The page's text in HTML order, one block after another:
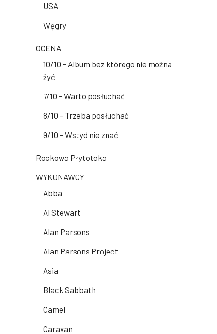
USA
Węgry
OCENA
10/10 – Album bez którego nie można
żyć
7/10 – Warto posłuchać
8/10 – Trzeba posłuchać
9/10 – Wstyd nie znać
Rockowa Płytoteka
WYKONAWCY
Abba
Al Stewart
Alan Parsons
Alan Parsons Project
Asia
Black Sabbath
Camel
Caravan